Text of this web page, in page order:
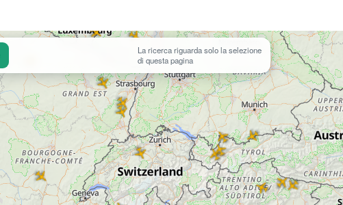
La ricerca riguarda solo la selezione
di questa pagina